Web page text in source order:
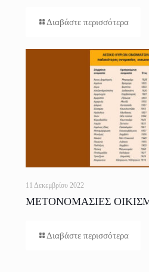
Διαβάστε περισσότερα
11 Δεκεμβρίου 2022
ΜΕΤΟΝΟΜΑΣΙΕΣ
Διαβάστε περισσότερα